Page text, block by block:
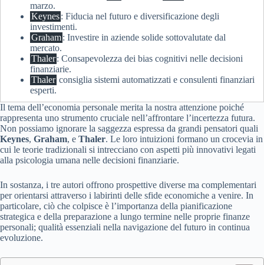
marzo.
Keynes: Fiducia nel futuro e diversificazione degli
investimenti.
Graham: Investire in aziende solide sottovalutate dal
mercato.
Thaler: Consapevolezza dei bias cognitivi nelle decisioni
finanziarie.
Thaler consiglia sistemi automatizzati e consulenti finanziari
esperti.
Il tema dell’economia personale merita la nostra attenzione poiché
rappresenta uno strumento cruciale nell’affrontare l’incertezza futura.
Non possiamo ignorare la saggezza espressa da grandi pensatori quali
Keynes, Graham, e Thaler. Le loro intuizioni formano un crocevia in
cui le teorie tradizionali si intrecciano con aspetti più innovativi legati
alla psicologia umana nelle decisioni finanziarie.
In sostanza, i tre autori offrono prospettive diverse ma complementari
per orientarsi attraverso i labirinti delle sfide economiche a venire. In
particolare, ciò che colpisce è l’importanza della pianificazione
strategica e della preparazione a lungo termine nelle proprie finanze
personali; qualità essenziali nella navigazione del futuro in continua
evoluzione.